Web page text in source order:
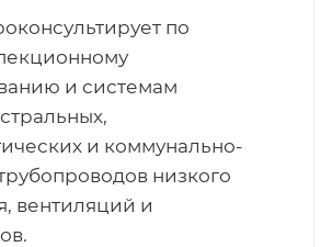
по
и системам
и коммунально-
низкого
вентиляций и